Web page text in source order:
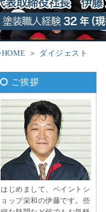
HOME ダイジェスト
ご挨拶
はじめまして、ペイントシ
ョップ栄和の伊藤です。些